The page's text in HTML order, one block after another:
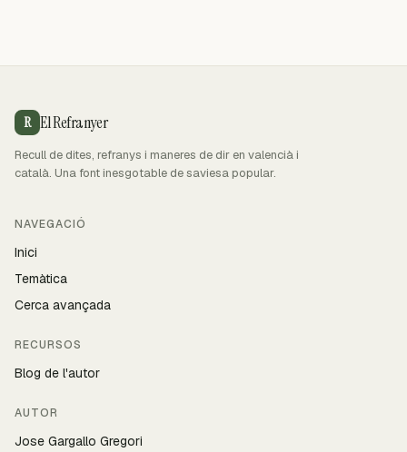
R El Refranyer
Recull de dites, refranys i maneres de dir en valencià i
català. Una font inesgotable de saviesa popular.
NAVEGACIÓ
Inici
Temàtica
Cerca avançada
RECURSOS
Blog de l'autor
AUTOR
Jose Gargallo Gregori